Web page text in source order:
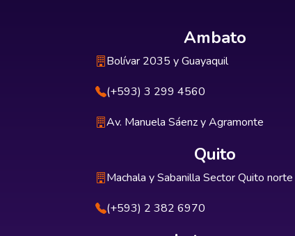
Ambato
Bolívar 2035 y Guayaquil
(+593) 3 299 4560
Av. Manuela Sáenz y Agramonte
Quito
Machala y Sabanilla Sector Quito norte
(+593) 2 382 6970